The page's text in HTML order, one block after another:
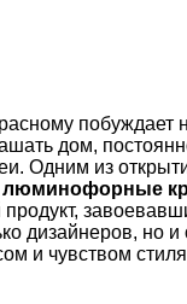
побуждает
дом,
Одним из
люминофорные
дизайнеров, но
и чувством